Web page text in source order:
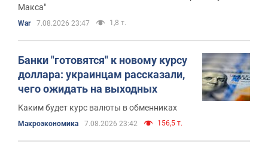
Макса"
War 7.08.2026 23:47 1,8 т.
Банки "готовятся" к новому курсу
доллара: украинцам рассказали,
чего ожидать на выходных
Каким будет курс валюты в обменниках
Mакроэкономика 7.08.2026 23:42 156,5 т.